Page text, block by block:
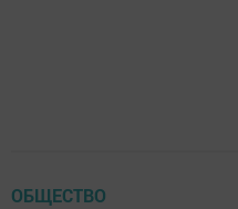
ОБЩЕСТВО